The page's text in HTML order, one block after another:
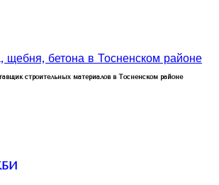
строительных материалов в Тосненском районе